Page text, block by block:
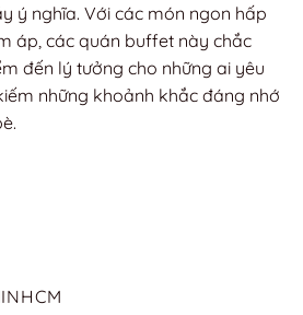
ý nghĩa. Với các món ngon hấp
áp, các quán buffet này chắc
đến lý tưởng cho những ai yêu
những khoảnh khắc đáng nhớ